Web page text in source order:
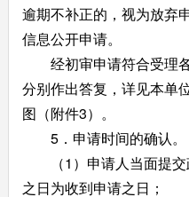
逾期不补正的，视为放弃
信息公开申请。
经初审申请符合受理
分别作出答复，详见本单
图（附件3）。
5．申请时间的确认。
（1）申请人当面提交
之日为收到申请之日；